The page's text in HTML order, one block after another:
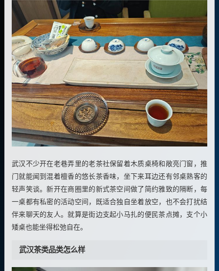
武汉不少开在老巷弄里的老茶社保留着木质桌椅和敞亮门窗，推
门就能闻到混着檀香的悠长茶香味，坐下来耳边还有邻桌熟客的
轻声笑谈。新开在商圈里的新式茶空间做了简约雅致的隔断，每
一桌都有私密的活动空间，既适合独自坐着放空，也不会打扰结
伴来聊天的友人。就算是街边支起小马扎的便民茶点摊，支个小
矮桌也能坐得松弛自在。
武汉茶类品类怎么样